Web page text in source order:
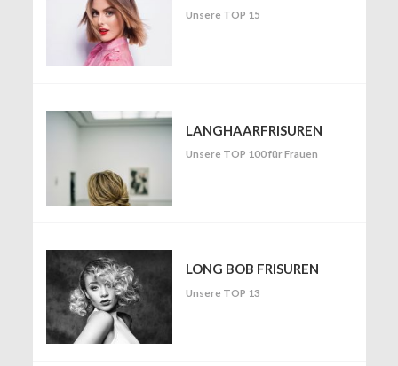
Unsere TOP 15
LANGHAARFRISUREN
Unsere TOP 100 für Frauen
LONG BOB FRISUREN
Unsere TOP 13